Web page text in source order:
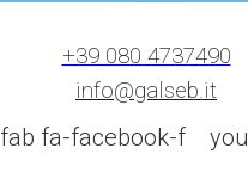
+39 080 4737490
info@galseb.it
fab fa-facebook-f you